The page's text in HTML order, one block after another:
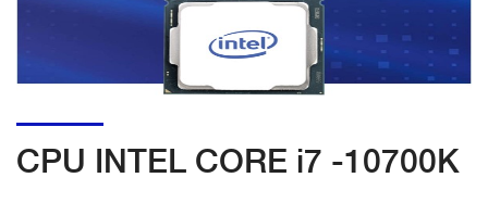
CPU INTEL CORE i7 -10700K